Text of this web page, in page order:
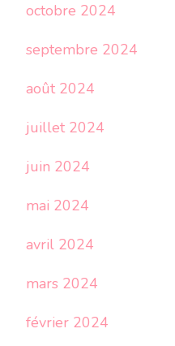
octobre 2024
septembre 2024
août 2024
juillet 2024
juin 2024
mai 2024
avril 2024
mars 2024
février 2024